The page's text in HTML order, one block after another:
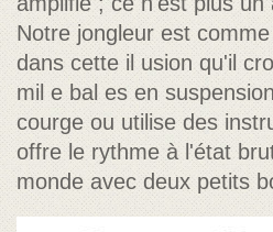
Notre jongleur est
dans cette il usion qu'il
mil e bal es en
courge ou utilise des
offre le rythme à l'état
monde avec deux petits